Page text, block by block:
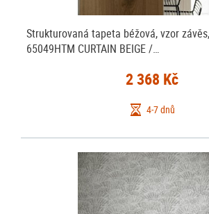
Strukturovaná tapeta béžová, vzor
65049HTM CURTAIN BEIGE /…
2 368 Kč
4-7 dnů